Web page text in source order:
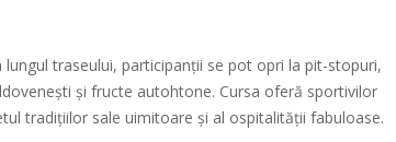
lungul traseului, participanții se pot opri la pit-stopuri,
și fructe autohtone. Cursa oferă sportivilor
tradițiilor sale uimitoare și al ospitalității fabuloase.